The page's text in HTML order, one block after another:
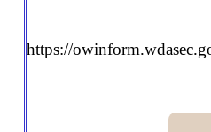
https://